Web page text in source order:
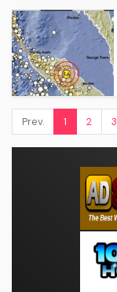
Prev. 1 2 3